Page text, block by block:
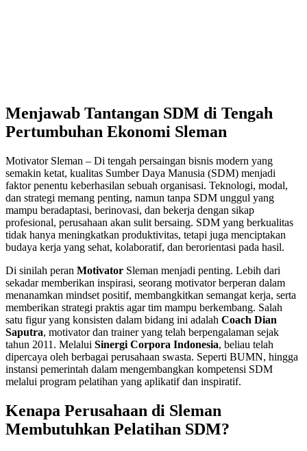
Menjawab Tantangan SDM di Tengah
Pertumbuhan Ekonomi Sleman
Motivator Sleman – Di tengah persaingan bisnis modern yang
semakin ketat, kualitas Sumber Daya Manusia (SDM) menjadi
faktor penentu keberhasilan sebuah organisasi. Teknologi, modal,
dan strategi memang penting, namun tanpa SDM unggul yang
mampu beradaptasi, berinovasi, dan bekerja dengan sikap
profesional, perusahaan akan sulit bersaing. SDM yang berkualitas
tidak hanya meningkatkan produktivitas, tetapi juga menciptakan
budaya kerja yang sehat, kolaboratif, dan berorientasi pada hasil.
Di sinilah peran Motivator Sleman menjadi penting. Lebih dari
sekadar memberikan inspirasi, seorang motivator berperan dalam
menanamkan mindset positif, membangkitkan semangat kerja, serta
memberikan strategi praktis agar tim mampu berkembang. Salah
satu figur yang konsisten dalam bidang ini adalah Coach Dian
Saputra, motivator dan trainer yang telah berpengalaman sejak
tahun 2011. Melalui Sinergi Corpora Indonesia, beliau telah
dipercaya oleh berbagai perusahaan swasta. Seperti BUMN, hingga
instansi pemerintah dalam mengembangkan kompetensi SDM
melalui program pelatihan yang aplikatif dan inspiratif.
Kenapa Perusahaan di Sleman
Membutuhkan Pelatihan SDM?